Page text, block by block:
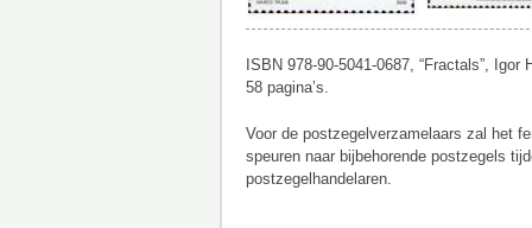
ISBN 978-90-5041-0687, “Fractals”,
58 pagina’s.
Voor de postzegelverzamelaars zal het
speuren naar bijbehorende postzegels
postzegelhandelaren.